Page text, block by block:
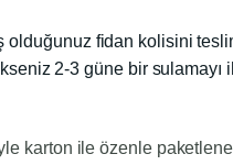
olduğunuz fidan kolisini
2-3 güne bir sulamayı
karton ile özenle